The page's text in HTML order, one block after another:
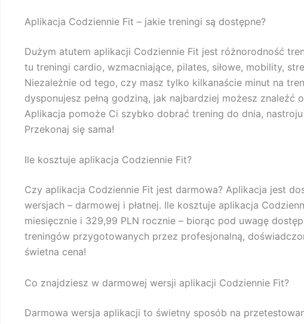
Aplikacja Codziennie Fit – jakie treningi są dostępne?
Dużym atutem aplikacji Codziennie Fit jest różnorodność
tu treningi cardio, wzmacniające, pilates, siłowe, mobility,
Niezależnie od tego, czy masz tylko kilkanaście minut na
dysponujesz pełną godziną, jak najbardziej możesz znaleźć
Aplikacja pomoże Ci szybko dobrać trening do dnia,
Przekonaj się sama!
Ile kosztuje aplikacja Codziennie Fit?
Czy aplikacja Codziennie Fit jest darmowa? Aplikacja jest
wersjach – darmowej i płatnej. Ile kosztuje aplikacja
miesięcznie i 329,99 PLN rocznie – biorąc pod uwagę
treningów przygotowanych przez profesjonalną,
świetna cena!
Co znajdziesz w darmowej wersji aplikacji Codziennie Fit?
Darmowa wersja aplikacji to świetny sposób na